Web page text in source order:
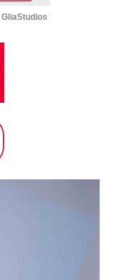
GliaStudios